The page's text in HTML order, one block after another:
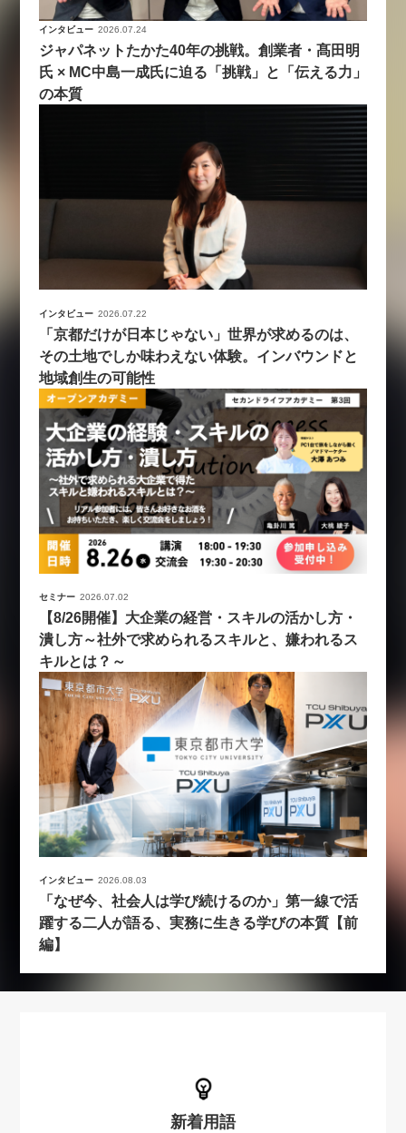
インタビュー 2026.07.24
ジャパネットたかた40年の挑戦。創業者・髙田明
氏 × MC中島一成氏に迫る「挑戦」と「伝える力」
の本質
インタビュー 2026.07.22
「京都だけが日本じゃない」世界が求めるのは、
その土地でしか味わえない体験。インバウンドと
地域創生の可能性
セミナー 2026.07.02
【8/26開催】大企業の経営・スキルの活かし方・
潰し方～社外で求められるスキルと、嫌われるス
キルとは？～
インタビュー 2026.08.03
「なぜ今、社会人は学び続けるのか」第一線で活
躍する二人が語る、実務に生きる学びの本質【前
編】
新着用語